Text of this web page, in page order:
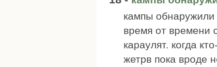
кампы обнаружили
время от времени
караулят. когда
жетрв пока вроде